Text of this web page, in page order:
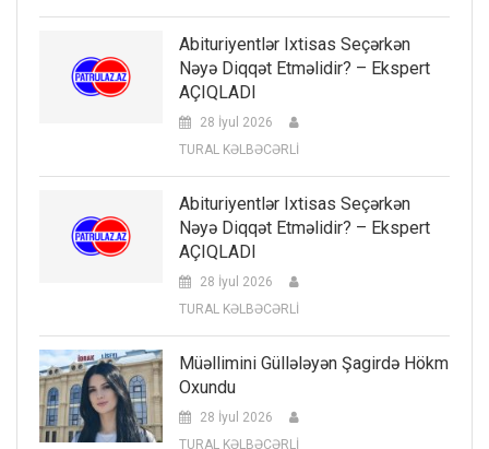
Abituriyentlər Ixtisas Seçərkən
Nəyə Diqqət Etməlidir? – Ekspert
AÇIQLADI
28 İyul 2026
TURAL KƏLBƏCƏRLİ
Abituriyentlər Ixtisas Seçərkən
Nəyə Diqqət Etməlidir? – Ekspert
AÇIQLADI
28 İyul 2026
TURAL KƏLBƏCƏRLİ
Müəllimini Güllələyən Şagirdə Hökm
Oxundu
28 İyul 2026
TURAL KƏLBƏCƏRLİ